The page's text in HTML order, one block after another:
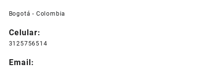
Bogotá - Colombia
Celular:
3125756514
Email: